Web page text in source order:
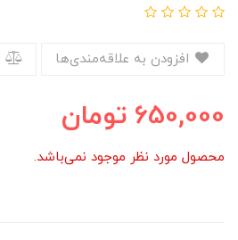
650,000 تومان
محصول مورد نظر موجود نمی‌باشد.